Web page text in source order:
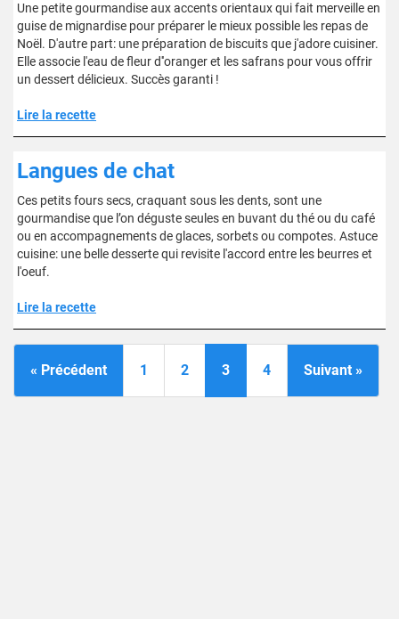
Une petite gourmandise aux accents orientaux qui fait merveille en
guise de mignardise pour préparer le mieux possible les repas de
Noël. D'autre part: une préparation de biscuits que j'adore cuisiner.
Elle associe l'eau de fleur d''oranger et les safrans pour vous offrir
un dessert délicieux. Succès garanti !
Lire la recette
Langues de chat
Ces petits fours secs, craquant sous les dents, sont une
gourmandise que l’on déguste seules en buvant du thé ou du café
ou en accompagnements de glaces, sorbets ou compotes. Astuce
cuisine: une belle desserte qui revisite l'accord entre les beurres et
l'oeuf.
Lire la recette
« Précédent 1 2 3 4 Suivant »